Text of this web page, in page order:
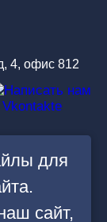
4, офис 812
данных
для
сайт,